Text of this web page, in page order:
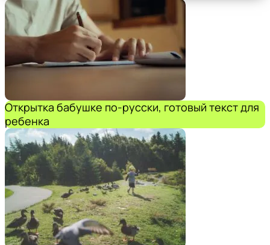
Открытка бабушке по-русски, готовый текст для
ребенка